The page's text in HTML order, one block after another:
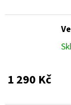
1 290 Kč